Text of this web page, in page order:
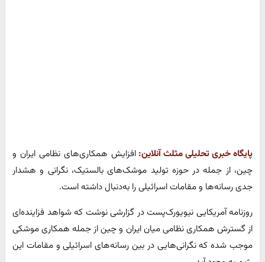
پایگاه خبری تحلیلی مثلث آنلاین: افزایش همکاری‌های نظامی ایران و
چین، از جمله در حوزه تولید موشک‌های بالستیک، نگرانی و هشدار
جدی رسانه‌ها و مقامات اسرائیلی را به‌دنبال داشته است.
روزنامه آمریکایی نیویورک‌پست در گزارشی نوشت که شواهد فزاینده‌ای
از گسترش همکاری نظامی میان ایران و چین از جمله همکاری موشکی
موجب شده که نگرانی‌هایی در بین رسانه‌های اسرائیلی و مقامات این